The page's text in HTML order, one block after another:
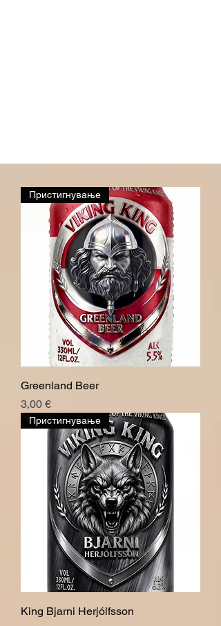
Пристигнување
Greenland Beer
Price
3,00 €
Пристигнување
King Bjarni Herjólfsson